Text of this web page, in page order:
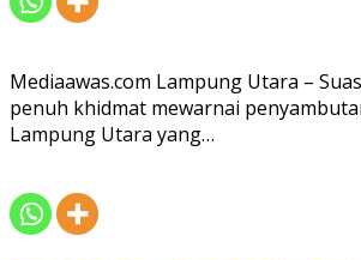
Mediaawas.com Lampung Utara –
penuh khidmat mewarnai
Lampung Utara yang…